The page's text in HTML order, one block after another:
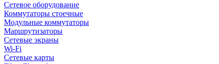
Сетевое оборудование
Коммутаторы стоечные
Модульные коммутаторы
Маршрутизаторы
Сетевые экраны
Wi-Fi
Сетевые карты